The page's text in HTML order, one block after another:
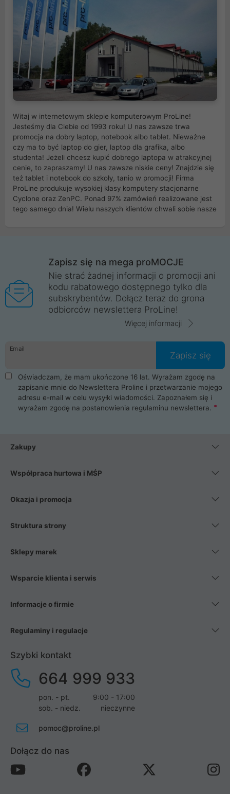
Witaj w internetowym sklepie komputerowym ProLine!
Jesteśmy dla Ciebie od 1993 roku! U nas zawsze trwa
promocja na dobry laptop, notebook albo tablet. Nieważne
czy ma to być laptop do gier, laptop dla grafika, albo
studenta! Jeżeli chcesz kupić dobrego laptopa w atrakcyjnej
cenie, to zapraszamy! U nas zawsze niskie ceny! Znajdzie się
też tablet i notebook do szkoły, tanio w promocji! Firma
ProLine produkuje wysokiej klasy komputery stacjonarne
Cyclone oraz ZenPC. Ponad 97% zamówień realizowane jest
tego samego dnia! Wielu naszych klientów chwali sobie nasze
Wrocław, Poznań, Legnica, Katowice, Gliwice, Kalisz, Bytom,
Trzebnica, Opole. Szybka i profesjonalna obsługa!
ProLine to polska firma ze 100% polskim kapitałem. Działamy
legalnie i płacimy podatki w naszym kraju! Posiadamy siedzibę
główną w Mirkowie oraz salony na terenie kraju. Cała
komunikacja ze sklepem komputerowym ProLine jest
danych osobowych. Dlatego zakup notebooka albo laptopa w
ProLine to czysta przyjemność i pełne bezpieczeństwo.
Zaopatrzysz się u nas w akcesoria i części komputerowe
takie jak procesory, karty graficzne, płyty główne, pamięci,
dyski SSD, M.2 oraz HDD. Nasi pracownicy pomogą Ci wybrać
najlepszy zasilacz komputerowy oraz obudowę do komputera.
Poza komputerami mamy również najlepsze na rynku
Smartfony takich producentów jak Xiaomi, Apple, Samsung i
wentylatory. Na koniec mając już to wszystko, możesz
Zapisz się na mega proMOCJE
Nie strać żadnej informacji o promocji ani
kodu rabatowego dostępnego tylko dla
subskrybentów. Dołącz teraz do grona
odbiorców newslettera ProLine!
Więcej informacji
Email
Zapisz się
Oświadczam, że mam ukończone 16 lat. Wyrażam zgodę na
zapisanie mnie do Newslettera Proline i przetwarzanie mojego
adresu e-mail w celu wysyłki wiadomości. Zapoznałem się i
wyrażam zgodę na postanowienia regulaminu newslettera.
Zakupy
Współpraca hurtowa i MŚP
Okazja i promocja
Struktura strony
Sklepy marek
Wsparcie klienta i serwis
Informacje o firmie
Regulaminy i regulacje
Szybki kontakt
664 999 933
pon. - pt.
9:00 - 17:00
sob. - niedz.
nieczynne
pomoc@proline.pl
Dołącz do nas